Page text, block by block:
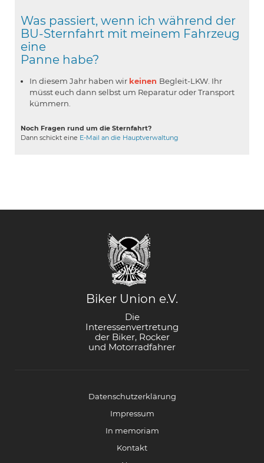
Was passiert, wenn ich während der
BU-Sternfahrt mit meinem Fahrzeug
eine
Panne habe?
In diesem Jahr haben wir keinen Begleit-LKW. Ihr
müsst euch dann selbst um Reparatur oder Transport
kümmern.
Noch Fragen rund um die Sternfahrt?
Dann schickt eine E-Mail an die Hauptverwaltung
Biker Union e.V.
Die
Interessenvertretung
der Biker, Rocker
und Motorradfahrer
Datenschutzerklärung
Impressum
In memoriam
Kontakt